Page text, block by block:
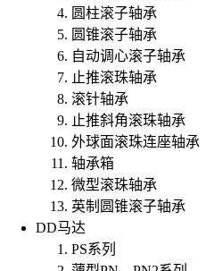
圆柱滚子轴承
圆锥滚子轴承
自动调心滚子轴承
止推滚珠轴承
滚针轴承
止推斜角滚珠轴承
外球面滚珠连座轴承
轴承箱
微型滚珠轴承
英制圆锥滚子轴承
DD马达
PS系列